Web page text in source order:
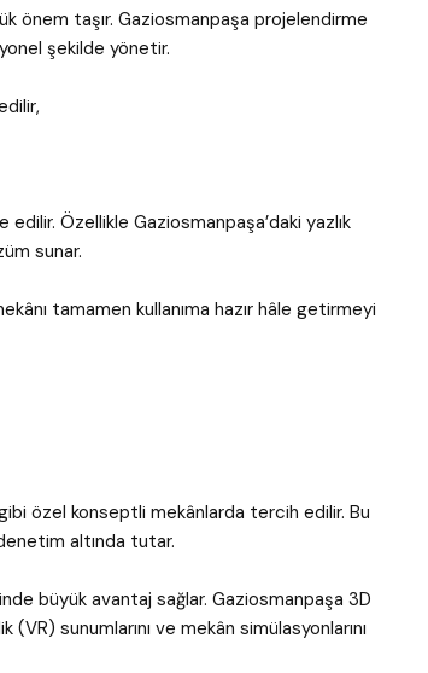
önem taşır. Gaziosmanpaşa projelendirme
şekilde yönetir.
Özellikle Gaziosmanpaşa’daki yazlık
sunar.
tamamen kullanıma hazır hâle getirmeyi
özel konseptli mekânlarda tercih edilir. Bu
altında tutar.
büyük avantaj sağlar. Gaziosmanpaşa 3D
sunumlarını ve mekân simülasyonlarını